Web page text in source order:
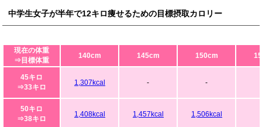
中学生女子が半年で12キロ痩せるための目標摂取カロリー
現在の体重
⇒目標体重
140cm 145cm 150cm
45キロ
⇒33キロ
1,307kcal - -
50キロ
⇒38キロ
1,408kcal 1,457kcal 1,506kcal